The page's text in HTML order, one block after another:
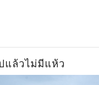
แล้วไม่มีแห้ว
วัน